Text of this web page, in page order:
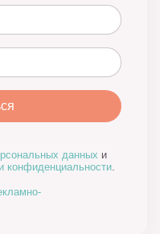
данных и
конфиденциальности.